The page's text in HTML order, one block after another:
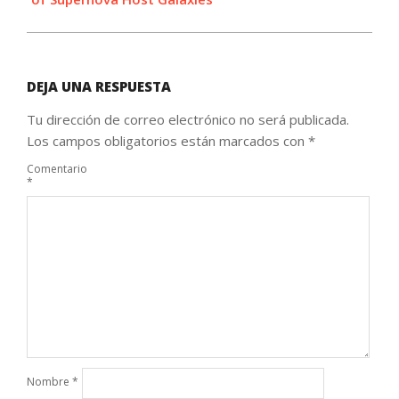
DEJA UNA RESPUESTA
Tu dirección de correo electrónico no será publicada.
Los campos obligatorios están marcados con *
Comentario
*
Nombre *